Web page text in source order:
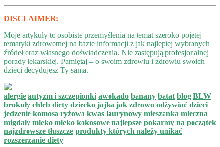
DISCLAIMER:
Moje artykuły to osobiste przemyślenia na temat szeroko pojętej
tematyki zdrowotnej na bazie informacji z jak najlepiej wybranych
źródeł oraz własnego doświadczenia. Nie zastępują profesjonalnej
porady lekarskiej. Pamiętaj – o swoim zdrowiu i zdrowiu swoich
dzieci decydujesz Ty sama.
alergie autyzm i szczepionki awokado banany batat blog BLW
brokuły chleb diety dziecko jajka jak zdrowo odżywiać dzieci
jedzenie komosa ryżowa kwas laurynowy mieszanka mleczna
migdały mleko mleko kokosowe najlepsze pokarmy na początek
najzdrowsze tłuszcze produkty których należy unikać
rozszerzanie diety